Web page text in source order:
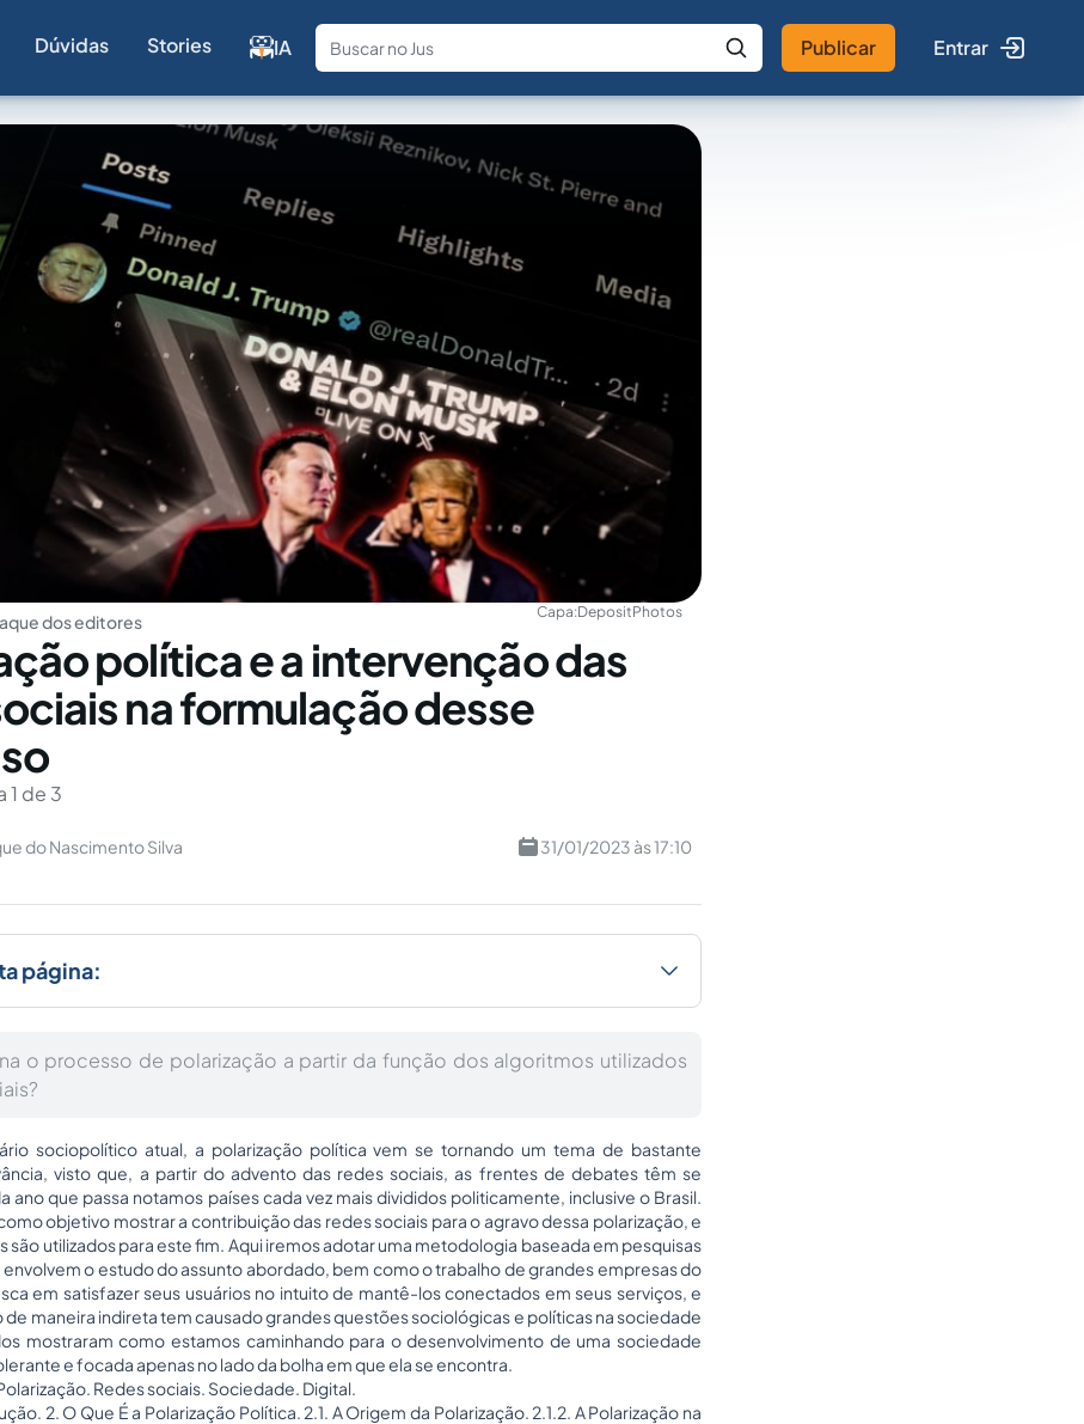
Dúvidas Stories IA
Fale com a IA Buscar no Jus
Publicar Entrar
Capa:DepositPhotos
dos editores
política e a intervenção das
na formulação desse
1 de 3
do Nascimento Silva 31/01/2023 às 17:10
página:
o processo de polarização a partir da função dos algoritmos utilizados
sociopolítico atual, a polarização política vem se tornando um tema de bastante
visto que, a partir do advento das redes sociais, as frentes de debates têm se
ano que passa notamos países cada vez mais divididos politicamente, inclusive o Brasil.
objetivo mostrar a contribuição das redes sociais para o agravo dessa polarização, e
são utilizados para este fim. Aqui iremos adotar uma metodologia baseada em pesquisas
o estudo do assunto abordado, bem como o trabalho de grandes empresas do
em satisfazer seus usuários no intuito de mantê-los conectados em seus serviços, e
maneira indireta tem causado grandes questões sociológicas e políticas na sociedade
mostraram como estamos caminhando para o desenvolvimento de uma sociedade
e focada apenas no lado da bolha em que ela se encontra.
Redes sociais. Sociedade. Digital.
2. O Que É a Polarização Política. 2.1. A Origem da Polarização. 2.1.2. A Polarização na